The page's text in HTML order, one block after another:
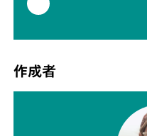
作成者